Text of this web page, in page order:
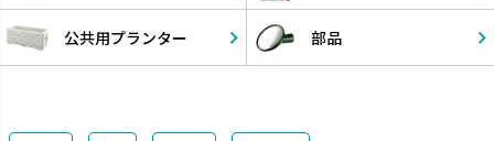
公共用プランター 部品